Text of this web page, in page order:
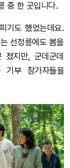
중 한 곳입니다.
기도 했었는데요.
선정릉에도 봄을
지만, 군데군데
부 참가자들을